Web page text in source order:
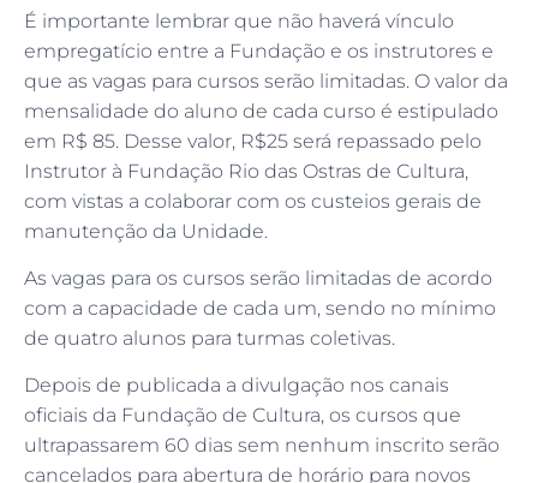
É importante lembrar que não haverá vínculo
empregatício entre a Fundação e os instrutores e
que as vagas para cursos serão limitadas. O valor da
mensalidade do aluno de cada curso é estipulado
em R$ 85. Desse valor, R$25 será repassado pelo
Instrutor à Fundação Rio das Ostras de Cultura,
com vistas a colaborar com os custeios gerais de
manutenção da Unidade.
As vagas para os cursos serão limitadas de acordo
com a capacidade de cada um, sendo no mínimo
de quatro alunos para turmas coletivas.
Depois de publicada a divulgação nos canais
oficiais da Fundação de Cultura, os cursos que
ultrapassarem 60 dias sem nenhum inscrito serão
cancelados para abertura de horário para novos